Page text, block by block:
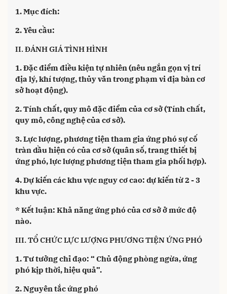
1. Mục đích:
2. Yêu cầu:
II. ĐÁNH GIÁ TÌNH HÌNH
1. Đặc điểm điều kiện tự nhiên (nêu ngắn gọn vị trí
địa lý, khí tượng, thủy văn trong phạm vi địa bàn cơ
sở hoạt động).
2. Tính chất, quy mô đặc điểm của cơ sở (Tính chất,
quy mô, công nghệ của cơ sở).
3. Lực lượng, phương tiện tham gia ứng phó sự cố
tràn dầu hiện có của cơ sở (quân số, trang thiết bị
ứng phó, lực lượng phương tiện tham gia phối hợp).
4. Dự kiến các khu vực nguy cơ cao: dự kiến từ 2 - 3
khu vực.
* Kết luận: Khả năng ứng phó của cơ sở ở mức độ
nào.
III. TỔ CHỨC LỰC LƯỢNG PHƯƠNG TIỆN ỨNG PHÓ
1. Tư tưởng chỉ đạo: “ Chủ động phòng ngừa, ứng
phó kịp thời, hiệu quả”.
2. Nguyên tắc ứng phó